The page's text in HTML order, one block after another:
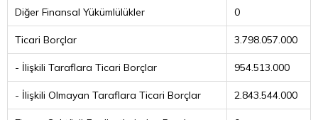
Diğer Finansal Yükümlülükler 0
Ticari Borçlar 3.798.057.000
- İlişkili Taraflara Ticari Borçlar 954.513.000
- İlişkili Olmayan Taraflara Ticari Borçlar 2.843.544.000